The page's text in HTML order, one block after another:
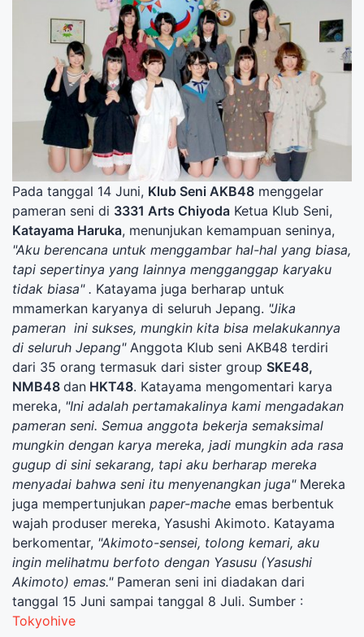
Pada tanggal 14 Juni, Klub Seni AKB48 menggelar
pameran seni di 3331 Arts Chiyoda Ketua Klub Seni,
Katayama Haruka, menunjukan kemampuan seninya,
"Aku berencana untuk menggambar hal-hal yang biasa,
tapi sepertinya yang lainnya mengganggap karyaku
tidak biasa" . Katayama juga berharap untuk
mmamerkan karyanya di seluruh Jepang. "Jika
pameran ini sukses, mungkin kita bisa melakukannya
di seluruh Jepang"Anggota Klub seni AKB48 terdiri
dari 35 orang termasuk dari sister group SKE48,
NMB48 dan HKT48. Katayama mengomentari karya
mereka, "Ini adalah pertamakalinya kami mengadakan
pameran seni. Semua anggota bekerja semaksimal
mungkin dengan karya mereka, jadi mungkin ada rasa
gugup di sini sekarang, tapi aku berharap mereka
menyadai bahwa seni itu menyenangkan juga"Mereka
juga mempertunjukan paper-mache emas berbentuk
wajah produser mereka, Yasushi Akimoto. Katayama
berkomentar, "Akimoto-sensei, tolong kemari, aku
ingin melihatmu berfoto dengan Yasusu (Yasushi
Akimoto) emas."Pameran seni ini diadakan dari
tanggal 15 Juni sampai tanggal 8 Juli. Sumber :
Tokyohive